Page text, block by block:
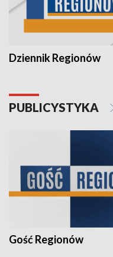
Dziennik Regionów
PUBLICYSTYKA
Gość Regionów